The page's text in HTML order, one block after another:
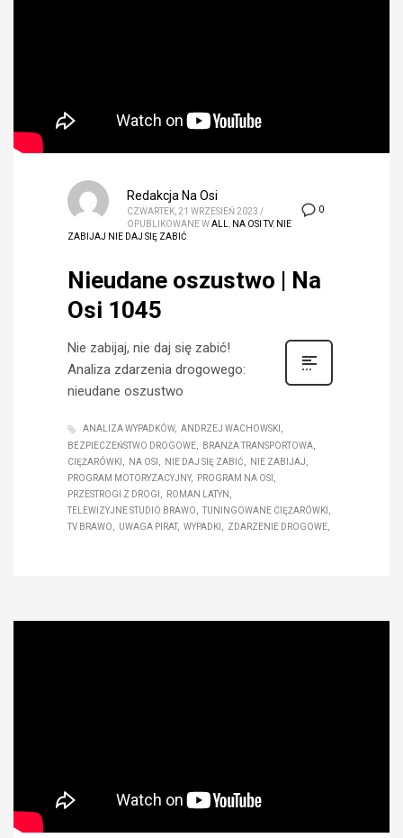
0
Redakcja Na Osi
CZWARTEK, 21 WRZESIEŃ 2023 /
OPUBLIKOWANE WALL, NA OSI TV, NIE
ZABIJAJ NIE DAJ SIĘ ZABIĆ
Nieudane oszustwo | Na
Osi 1045
Nie zabijaj, nie daj się zabić!
Analiza zdarzenia drogowego:
nieudane oszustwo
ANALIZA WYPADKÓW
ANDRZEJ WACHOWSKI
BEZPIECZEŃSTWO DROGOWE
BRANŻA TRANSPORTOWA
CIĘŻARÓWKI
NA OSI NIE DAJ SIĘ ZABIĆ
NIE ZABIJAJ
PROGRAM MOTORYZACYJNY
PROGRAM NA OSI
PRZESTROGI Z DROGI
ROMAN LATYN
TELEWIZYJNE STUDIO BRAWO
TUNINGOWANE CIĘŻARÓWKI
TV BRAWO
UWAGA PIRAT WYPADKI ZDARZENIE DROGOWE